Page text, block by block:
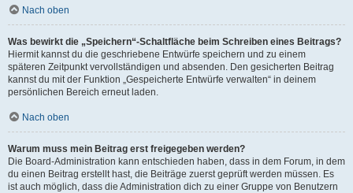
Nach oben
Was bewirkt die „Speichern“-Schaltfläche beim Schreiben eines Beitrags?
Hiermit kannst du die geschriebene Entwürfe speichern und zu einem
späteren Zeitpunkt vervollständigen und absenden. Den gesicherten Beitrag
kannst du mit der Funktion „Gespeicherte Entwürfe verwalten“ in deinem
persönlichen Bereich erneut laden.
Nach oben
Warum muss mein Beitrag erst freigegeben werden?
Die Board-Administration kann entschieden haben, dass in dem Forum, in dem
du einen Beitrag erstellt hast, die Beiträge zuerst geprüft werden müssen. Es
ist auch möglich, dass die Administration dich zu einer Gruppe von Benutzern